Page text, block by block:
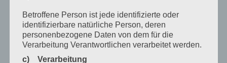
Oktober 2019
August 2019
Juli 2019
Betroffene Person ist jede identifizierte oder
identifizierbare natürliche Person, deren
personenbezogene Daten von dem für die
Verarbeitung Verantwortlichen verarbeitet werden.
c) Verarbeitung